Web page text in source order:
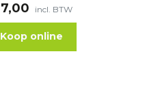
7,00 incl. BTW
Koop online